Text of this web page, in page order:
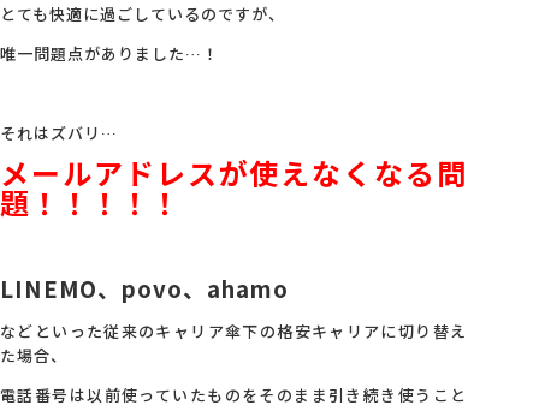
とても快適に過ごしているのですが、
唯一問題点がありました…！
それはズバリ…
メールアドレスが使えなくなる問
題！！！！！
LINEMO、 povo、 ahamo
などといった従来のキャリア傘下の格安キャリアに切り替え
た場合、
電話番号は以前使っていたものをそのまま引き続き使うこと